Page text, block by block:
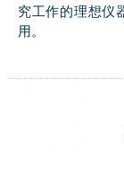
究工作的理想仪
用。